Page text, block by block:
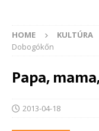
HOME KULTÚRA
Dobogókőn
Papa,
2013-04-18